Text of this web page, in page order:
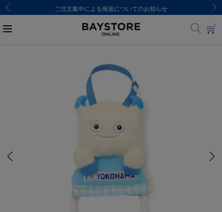
ご注文集中による発送についてのお知らせ